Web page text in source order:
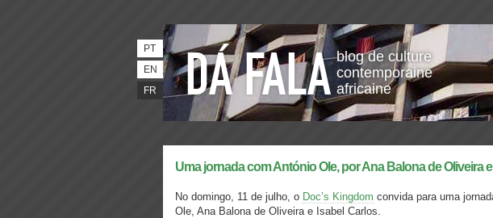
blog de culture
contemporaine
africaine
PT
EN
FR
Uma jornada com António Ole, por Ana Balona de Oliveira
No domingo, 11 de julho, o Doc’s Kingdom convida para uma
Ole, Ana Balona de Oliveira e Isabel Carlos.